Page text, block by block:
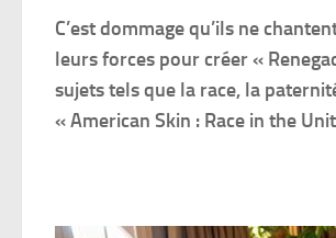
C’est dommage qu’ils ne
leurs forces pour créer «
sujets tels que la race, la
« American Skin : Race in the